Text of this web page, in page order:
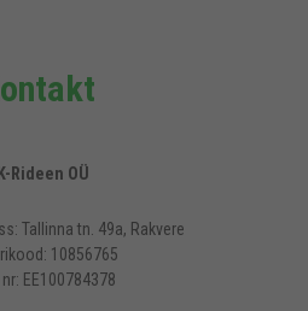
Rideen OÜ
Tallinna tn. 49a, Rakvere
10856765
nr: EE100784378